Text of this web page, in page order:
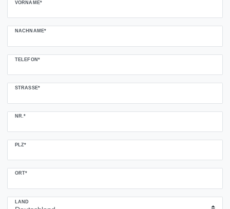
VORNAME*
NACHNAME*
TELEFON*
STRASSE*
NR.*
PLZ*
ORT*
LAND